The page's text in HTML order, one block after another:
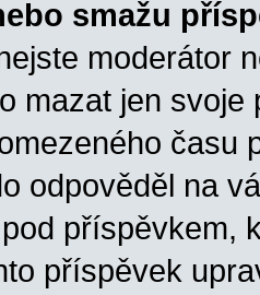
smažu
moderátor
mazat jen
odpověděl na
příspěvkem,
příspěvek